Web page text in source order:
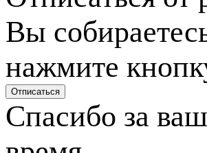
Вы
нажмите
Спасибо за